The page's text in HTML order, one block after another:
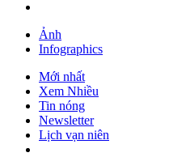
Ảnh
Infographics
Mới nhất
Xem Nhiều
Tin nóng
Newsletter
Lịch vạn niên